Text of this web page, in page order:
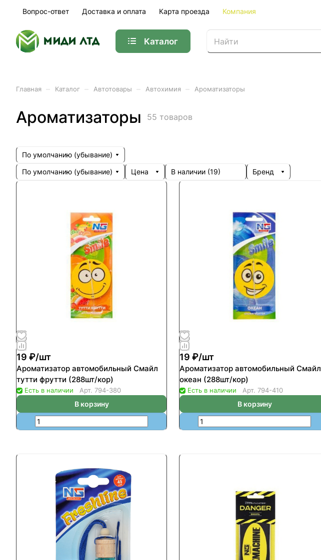
Вопрос-ответ Доставка и оплата Карта проезда Компания
Каталог
Главная Каталог Автотовары Автохимия Ароматизаторы
Ароматизаторы 55 товаров
По умолчанию (убывание)
По умолчанию (убывание)
Цена В наличии (19) Бренд
19 ₽/шт
Ароматизатор автомобильный Смайл
тутти фрутти (288шт/кор)
Есть в наличии Арт. 794-380
В корзину
19 ₽/шт
Ароматизатор автомобильный Смайл
океан (288шт/кор)
Есть в наличии Арт. 794-410
В корзину